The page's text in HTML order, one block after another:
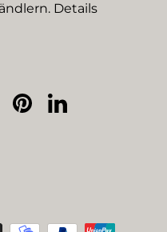
Details
PinterestLinkedIn